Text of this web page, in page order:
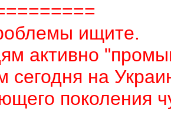
ищите.
активно
сегодня на
поколения